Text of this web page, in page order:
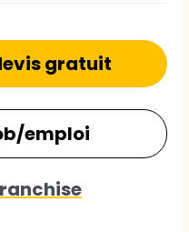
gratuit
emploi